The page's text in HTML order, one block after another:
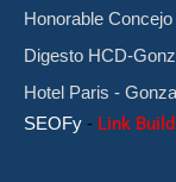
Honorable
Digesto HCD-
Hotel Paris -
SEOFy - Link